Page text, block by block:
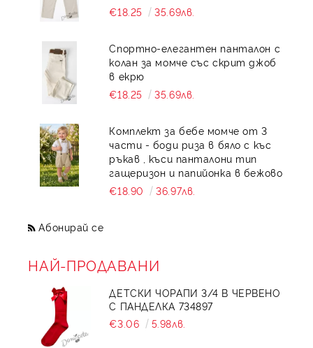
€18.25
35.69лв.
Спортно-елегантен панталон с
колан за момче със скрит джоб
в екрю
€18.25
35.69лв.
Комплект за бебе момче от 3
части - боди риза в бяло с къс
ръкав , къси панталони тип
гащеризон и папийонка в бежово
€18.90
36.97лв.
Абонирай се
НАЙ-ПРОДАВАНИ
ДЕТСКИ ЧОРАПИ 3/4 В ЧЕРВЕНО
С ПАНДЕЛКА 734897
€3.06
5.98лв.